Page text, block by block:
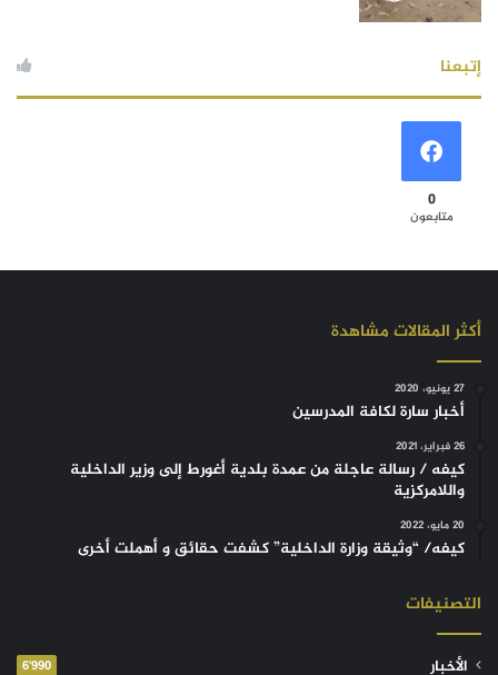
إتبعنا
0
متابعون
أكثر المقالات مشاهدة
27 يونيو، 2020
أخبار سارة لكافة المدرسين
26 فبراير، 2021
كيفه / رسالة عاجلة من عمدة بلدية أغورط إلى وزير الداخلية
واللامركزية
20 مايو، 2022
كيفه/ “وثيقة وزارة الداخلية” كشفت حقائق و أهملت أخرى
التصنيفات
الأخبار 6٬990